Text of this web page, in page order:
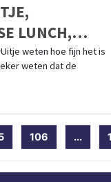
LUNCH,
weten hoe fijn het is
weten dat de
106 ...